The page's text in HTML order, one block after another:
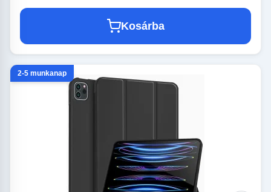
Kosárba
2-5 munkanap